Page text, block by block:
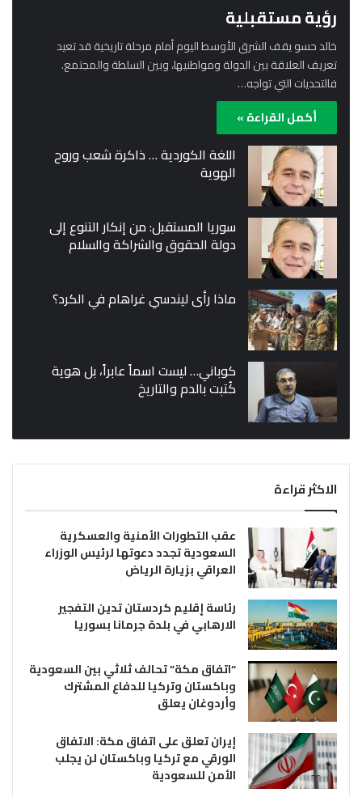
رؤية مستقبلية
خالد حسو يقف الشرق الأوسط اليوم أمام مرحلة تاريخية قد تعيد
تعريف العلاقة بين الدولة ومواطنيها، وبين السلطة والمجتمع.
فالتحديات التي تواجه…
أكمل القراءة »
اللغة الكوردية … ذاكرة شعب وروح
الهوية
سوريا المستقبل: من إنكار التنوع إلى
دولة الحقوق والشراكة والسلام
ماذا رأى ليندسي غراهام في الكرد؟
كوباني… ليست اسماً عابراً، بل هوية
كُتبت بالدم والتاريخ
الاكثر قراءة
عقب التطورات الأمنية والعسكرية
السعودية تجدد دعوتها لرئيس الوزراء
العراقي بزيارة الرياض
رئاسة إقليم كردستان تدين التفجير
الارهابي في بلدة جرمانا بسوريا
“اتفاق مكة” تحالف ثلاثي بين السعودية
وباكستان وتركيا للدفاع المشترك
وأردوغان يعلق
إيران تعلق على اتفاق مكة: الاتفاق
الورقي مع تركيا وباكستان لن يجلب
الأمن للسعودية